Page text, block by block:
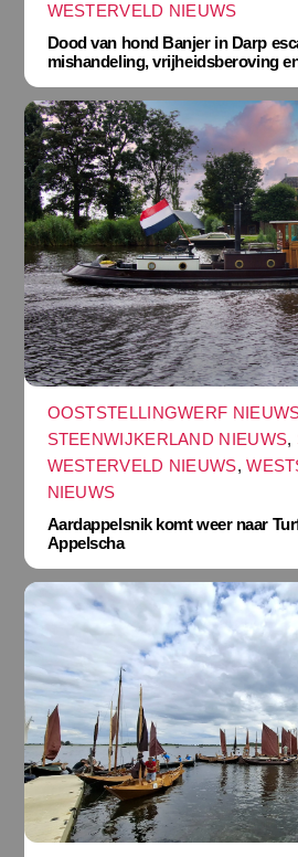
WESTERVELD NIEUWS
Dood van hond Banjer in Darp
mishandeling, vrijheidsberoving
OOSTSTELLINGWERF
STEENWIJKERLAND NIEUWS,
WESTERVELD NIEUWS,
NIEUWS
Aardappelsnik komt weer naar
Appelscha